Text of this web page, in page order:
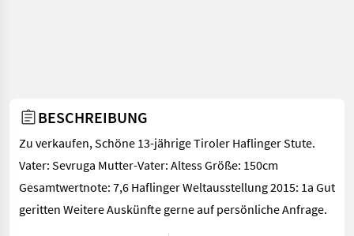
BESCHREIBUNG
Zu verkaufen, Schöne 13-jährige Tiroler Haflinger Stute.
Vater: Sevruga Mutter-Vater: Altess Größe: 150cm
Gesamtwertnote: 7,6 Haflinger Weltausstellung 2015: 1a Gut
geritten Weitere Auskünfte gerne auf persönliche Anfrage.